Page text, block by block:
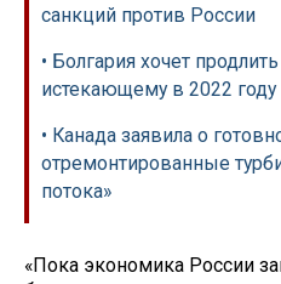
санкций против России
• Болгария хочет
истекающему в 2022 году
• Канада заявила о
отремонтированные
потока»
«Пока экономика России